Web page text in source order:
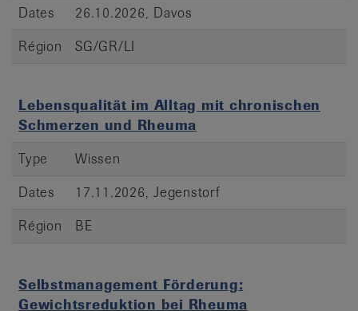
Dates
26.10.2026, Davos
Région
SG/GR/LI
Lebensqualität im Alltag mit chronischen
Schmerzen und Rheuma
Type
Wissen
Dates
17.11.2026, Jegenstorf
Région
BE
Selbstmanagement Förderung:
Gewichtsreduktion bei Rheuma